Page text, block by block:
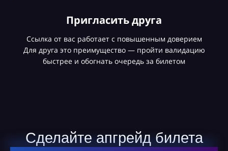
Пригласить друга
Ссылка от вас работает с повышенным доверием
Для друга это преимущество — пройти валидацию
быстрее и обогнать очередь за билетом
Сделайте апгрейд билета